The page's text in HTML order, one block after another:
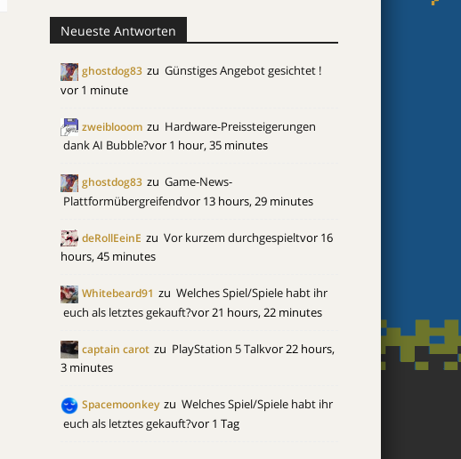
Neueste Antworten
ghostdog83 zu Günstiges Angebot gesichtet !
vor 1 minute
zweiblooom zu Hardware-Preissteigerungen
dank AI Bubble?vor 1 hour, 35 minutes
ghostdog83 zu Game-News-
Plattformübergreifendvor 13 hours, 29 minutes
deRollEeinE zu Vor kurzem durchgespieltvor 16
hours, 45 minutes
Whitebeard91 zu Welches Spiel/Spiele habt ihr
euch als letztes gekauft?vor 21 hours, 22 minutes
captain carot zu PlayStation 5 Talkvor 22 hours,
3 minutes
Spacemoonkey zu Welches Spiel/Spiele habt ihr
euch als letztes gekauft?vor 1 Tag